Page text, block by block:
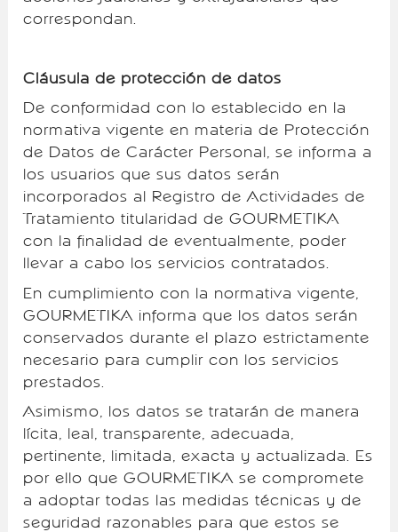
correspondan.
Cláusula de protección de datos
De conformidad con lo establecido en la
normativa vigente en materia de Protección
de Datos de Carácter Personal, se informa a
los usuarios que sus datos serán
incorporados al Registro de Actividades de
Tratamiento titularidad de GOURMETIKA
con la finalidad de eventualmente, poder
llevar a cabo los servicios contratados.
En cumplimiento con la normativa vigente,
GOURMETIKA informa que los datos serán
conservados durante el plazo estrictamente
necesario para cumplir con los servicios
prestados.
Asimismo, los datos se tratarán de manera
lícita, leal, transparente, adecuada,
pertinente, limitada, exacta y actualizada. Es
por ello que GOURMETIKA se compromete
a adoptar todas las medidas técnicas y de
seguridad razonables para que estos se